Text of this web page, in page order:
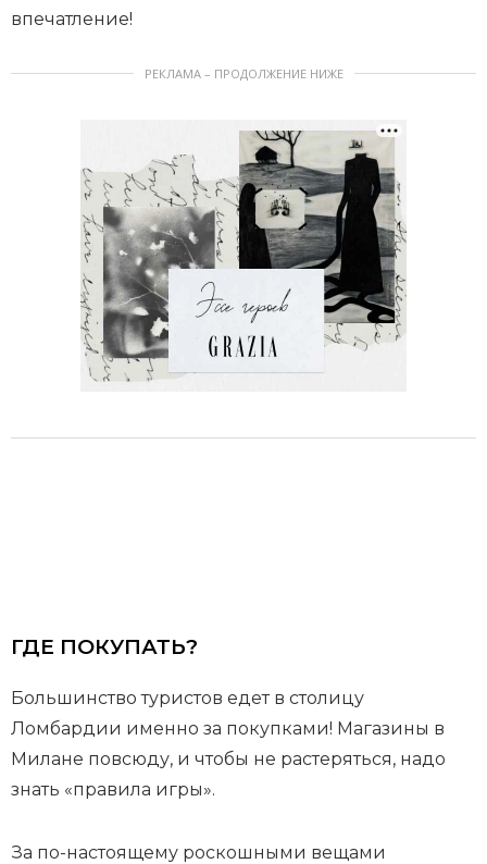
впечатление!
РЕКЛАМА – ПРОДОЛЖЕНИЕ НИЖЕ
ГДЕ ПОКУПАТЬ?
Большинство туристов едет в столицу
Ломбардии именно за покупками! Магазины в
Милане повсюду, и чтобы не растеряться, надо
знать «правила игры».
За по-настоящему роскошными вещами